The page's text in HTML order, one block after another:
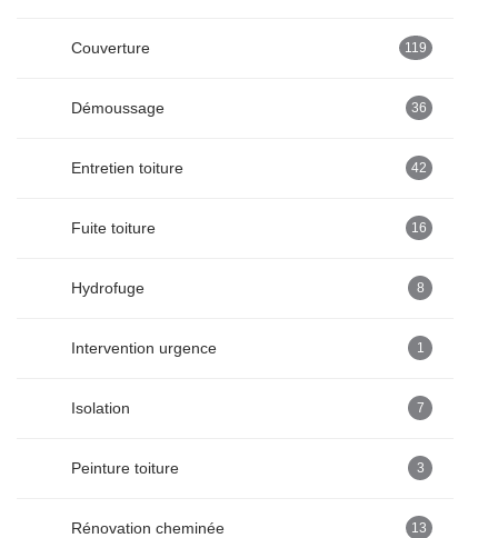
Couverture 119
Démoussage 36
Entretien toiture 42
Fuite toiture 16
Hydrofuge 8
Intervention urgence 1
Isolation 7
Peinture toiture 3
Rénovation cheminée 13